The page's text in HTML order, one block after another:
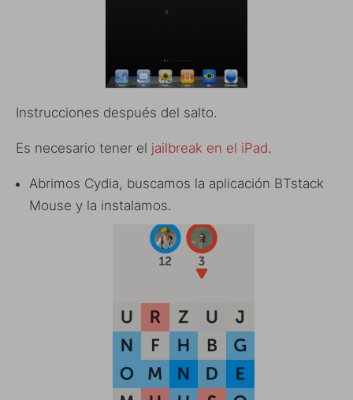
Instrucciones después del salto.
Es necesario tener el jailbreak en el iPad.
Abrimos Cydia, buscamos la aplicación BTstack
Mouse y la instalamos.